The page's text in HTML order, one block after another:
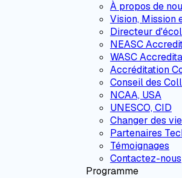
À propos de
Vision, Mission
Directeur
NEASC
WASC
Accréditation
Conseil des
NCAA, USA
UNESCO, CID
Changer des
Partenaires
Témoignages
Contactez-nous
Programme